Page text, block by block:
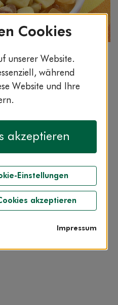
/ SimoneVoigt
Eiweiß und Vitaminen.
ist sie aus
Also: Ran an die
Cookies
unserer Website.
während
Website und Ihre
akzeptieren
Einstellungen
akzeptieren
Impressum